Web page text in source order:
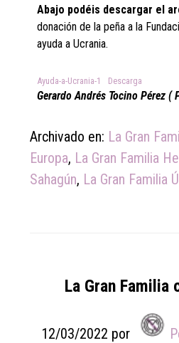
Abajo podéis descargar el
donación de la peña a la
ayuda a Ucrania.
Ayuda-a-Ucrania-1 Descarga
Gerardo Andrés Tocino Pérez (
Archivado en: La Gran
Europa, La Gran Familia
Sahagún, La Gran Familia
La Gran Familia
12/03/2022 por